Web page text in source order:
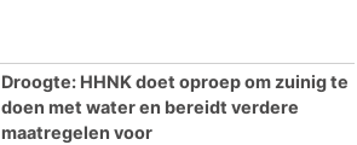
Droogte: HHNK doet oproep om zuinig te
doen met water en bereidt verdere
maatregelen voor